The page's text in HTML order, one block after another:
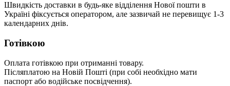
Швидкість доставки в будь-яке відділення Нової пошти в
Україні фіксується оператором, але зазвичай не перевищує 1-3
календарних днів.
Готівкою
Оплата готівкою при отриманні товару.
Післяплатою на Новій Пошті (при собі необхідно мати
паспорт або водійське посвідчення).